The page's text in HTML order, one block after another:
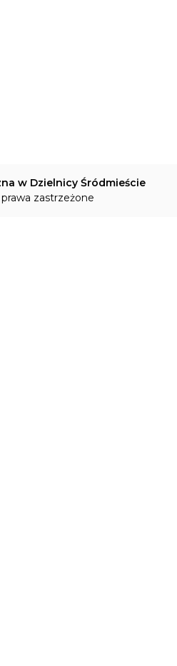
w Dzielnicy Śródmieście
zastrzeżone